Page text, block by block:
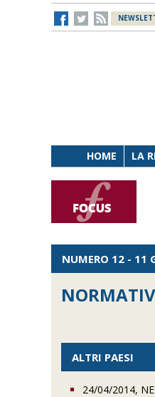
HOME LA
NUMERO 12 - 11
ALTRI PAESI
24/04/2014,